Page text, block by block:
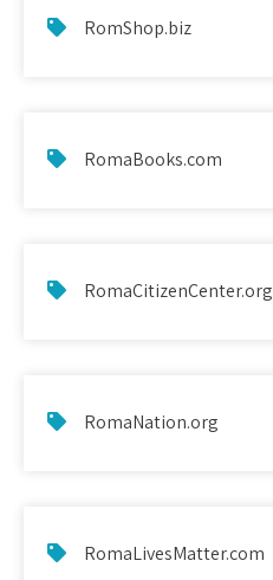
RomShop.biz
RomaBooks.com
RomaCitizenCenter.org
RomaNation.org
RomaLivesMatter.com